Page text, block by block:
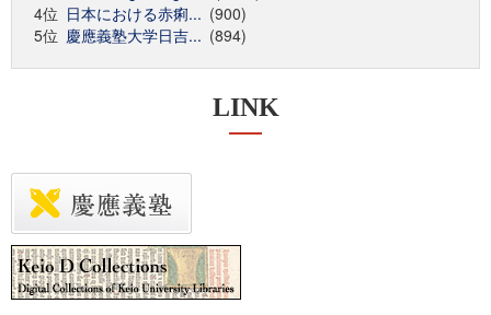
4位 日本における赤痢... (900)
5位 慶應義塾大学日吉... (894)
LINK